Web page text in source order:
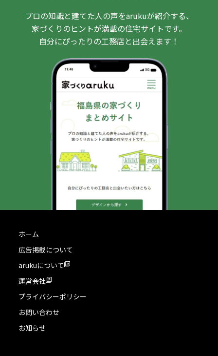
プロの知識と建てた人の声をarukuが紹介する、
家づくりのヒントが満載の住宅サイトです。
自分にぴったりの工務店と出会えます！
ホーム
広告掲載について
arukuについて
運営会社
プライバシーポリシー
お問い合わせ
お知らせ